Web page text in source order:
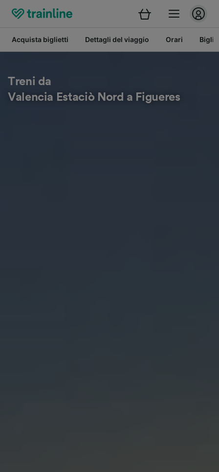
Acquista biglietti Dettagli del viaggio Orari
Treni da
Valencia Estaciò Nord a Figueres